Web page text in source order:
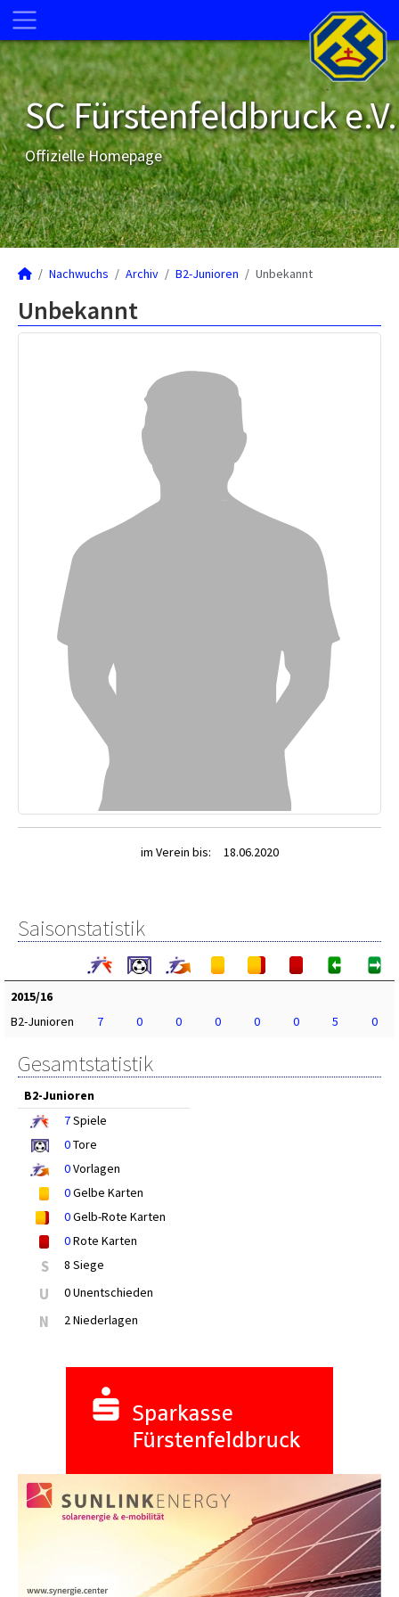
SC Fürstenfeldbruck e.V.
Offizielle Homepage
Nachwuchs Archiv B2-Junioren Unbekannt
Unbekannt
im Verein bis: 18.06.2020
Saisonstatistik
2015/16
B2-Junioren
7 0 0 0 0 0 5 0
Gesamtstatistik
B2-Junioren
7Spiele
0Tore
0Vorlagen
0Gelbe Karten
0Gelb-Rote Karten
0Rote Karten
S 8 Siege
U 0 Unentschieden
N 2 Niederlagen